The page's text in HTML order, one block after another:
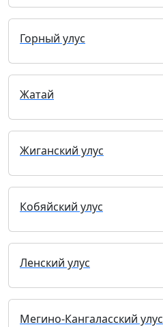
Горный улус
Жатай
Жиганский улус
Кобяйский улус
Ленский улус
Мегино-Кангаласский улус